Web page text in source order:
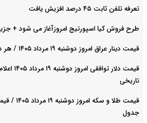
تعرفه تلفن ثابت ۴۵ درصد افزیش یافت
طرح فروش کیا اسپورتیج امروزآغاز می شود +
قیمت دینار عراق امروز دوشنبه ۱۹ مرداد ۱۴۰۵ / هر دینار چند؟ + جدول
قیمت دلار
تاریخی
قیمت طلا و
جدول